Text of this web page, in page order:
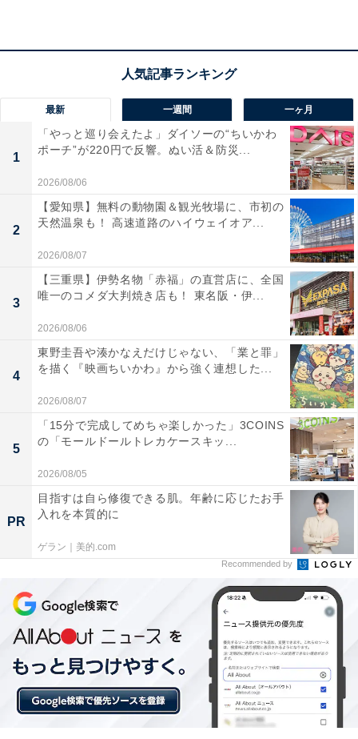
最新 一週間 一ヶ月
1
「やっと巡り会えたよ」ダイソーの“ちいかわ
ポーチ”が220円で反響。ぬい活＆防災...
2026/08/06
2
【愛知県】無料の動物園＆観光牧場に、市初の
天然温泉も！ 高速道路のハイウェイオア...
2026/08/07
3
【三重県】伊勢名物「赤福」の直営店に、全国
唯一のコメダ大判焼き店も！ 東名阪・伊...
2026/08/06
4
東野圭吾や湊かなえだけじゃない、「業と罪」
を描く『映画ちいかわ』から強く連想した...
2026/08/07
5
「15分で完成してめちゃ楽しかった」3COINS
の「モールドールトレカケースキッ...
2026/08/05
PR
目指すは自ら修復できる肌。年齢に応じたお手
入れを本質的に
ゲラン｜美的.com
Recommended by